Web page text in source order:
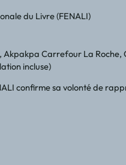
du Livre (FENALI)
Akpakpa Carrefour La Roche,
incluse)
confirme sa volonté de